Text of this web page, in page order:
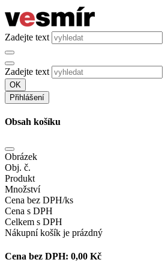
Zadejte text
Zadejte text
OK
Přihlášení
Obsah košíku
Obrázek
Obj. č.
Produkt
Množství
Cena bez DPH/ks
Cena s DPH
Celkem s DPH
Nákupní košík je prázdný
Cena bez DPH: 0,00 Kč